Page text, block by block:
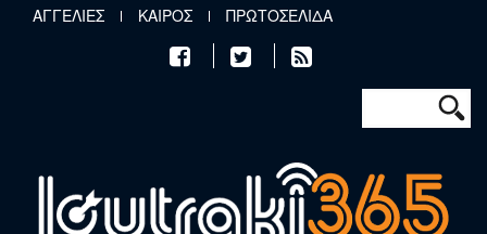
Παράκαμψη προς το κυρίως περιεχόμενο
ΑΓΓΕΛΙΕΣ ΚΑΙΡΟΣ ΠΡΩΤΟΣΕΛΙΔΑ
Φόρμα
Αναζήτηση